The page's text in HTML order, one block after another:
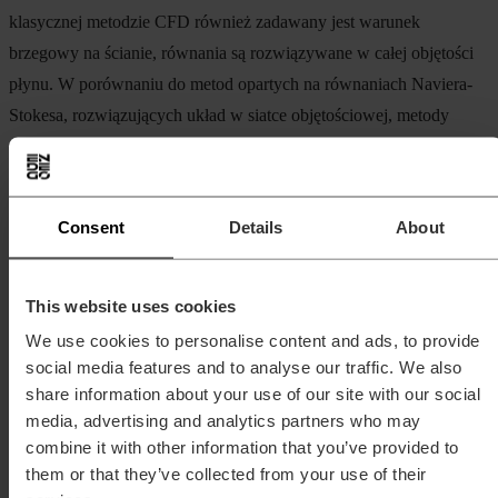
Consent Details About
This website uses cookies
We use cookies to personalise content and ads, to provide
social media features and to analyse our traffic. We also
share information about your use of our site with our social
media, advertising and analytics partners who may
combine it with other information that you’ve provided to
them or that they’ve collected from your use of their
klasycznej metodzie CFD również zadawany jest warunek
brzegowy na ścianie, równania są rozwiązywane w całej objętości
płynu. W porównaniu do metod opartych na równaniach Naviera-
Stokesa, rozwiązujących układ w siatce objętościowej, metody
panelowe są znacznie mniej kosztowne obliczeniowo, co znacząco
skraca czas potrzebny na ich wykonanie.
Na poniższym wykresie zestawiono różne metody obliczeniowe
stosowane w symulacjach aerodynamicznych. Jak widać, metody
obliczeń jest bardzo długi. W celu prowadzenia bardzo prostych
analiz można użyć empirycznych wzorów i modeli inżynierskich.
Często jednak chcemy przeanalizować skomplikowane geometrie
bez uwzględniania trudnych do modelowania zjawisk. Właśnie na tę
potrzebę odpowiada metoda panelowa, która pozwala na analizę